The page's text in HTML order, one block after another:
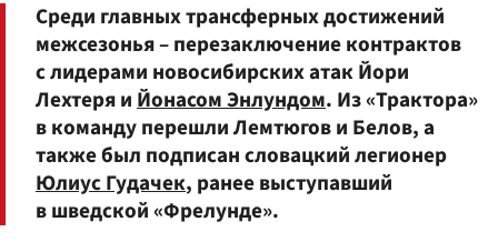
Среди главных трансферных достижений
межсезонья – перезаключение контрактов
с лидерами новосибирских атак Йори
Лехтеря иЙонасом Энлундом. Из «Трактора»
в команду перешли Лемтюгов и Белов, а
также был подписан словацкий легионер
Юлиус Гудачек, ранее выступавший
в шведской «Фрелунде».